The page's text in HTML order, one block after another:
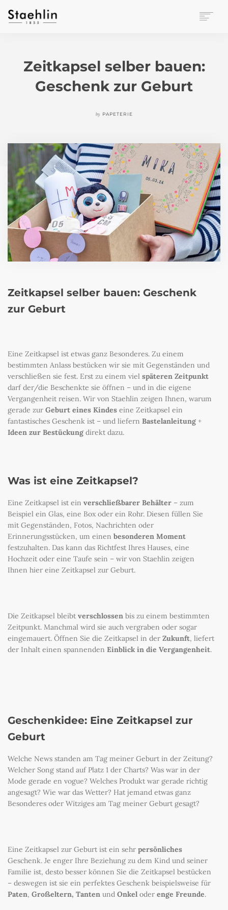
BÜROWELT
LEASING
Zeitkapsel selber bauen:
Geschenk zur Geburt
by PAPETERIE
Zeitkapsel selber bauen: Geschenk
zur Geburt
Eine Zeitkapsel ist etwas ganz Besonderes. Zu einem
bestimmten Anlass bestücken wir sie mit Gegenständen und
verschließen sie fest. Erst zu einem viel späteren Zeitpunkt
darf der/die Beschenkte sie öffnen – und in die eigene
Vergangenheit reisen. Wir von Staehlin zeigen Ihnen, warum
gerade zur Geburt eines Kindes eine Zeitkapsel ein
fantastisches Geschenk ist – und liefern Bastelanleitung +
Ideen zur Bestückung direkt dazu.
Was ist eine Zeitkapsel?
Eine Zeitkapsel ist ein verschließbarer Behälter – zum
Beispiel ein Glas, eine Box oder ein Rohr. Diesen füllen Sie
mit Gegenständen, Fotos, Nachrichten oder
Erinnerungsstücken, um einen besonderen Moment
festzuhalten. Das kann das Richtfest Ihres Hauses, eine
Hochzeit oder eine Taufe sein – wir von Staehlin zeigen
Ihnen hier eine Zeitkapsel zur Geburt.
Die Zeitkapsel bleibt verschlossen bis zu einem bestimmten
Zeitpunkt. Manchmal wird sie auch vergraben oder sogar
eingemauert. Öffnen Sie die Zeitkapsel in der Zukunft, liefert
der Inhalt einen spannenden Einblick in die Vergangenheit.
Geschenkidee: Eine Zeitkapsel zur
Geburt
Welche News standen am Tag meiner Geburt in der Zeitung?
Welcher Song stand auf Platz 1 der Charts? Was war in der
Mode gerade en vogue? Welches Produkt war gerade richtig
angesagt? Wie war das Wetter? Hat jemand etwas ganz
Besonderes oder Witziges am Tag meiner Geburt gesagt?
Eine Zeitkapsel zur Geburt ist ein sehr persönliches
Geschenk. Je enger Ihre Beziehung zu dem Kind und seiner
Familie ist, desto besser können Sie die Zeitkapsel bestücken
– deswegen ist sie ein perfektes Geschenk beispielsweise für
Paten, Großeltern, Tanten und Onkel oder enge Freunde.